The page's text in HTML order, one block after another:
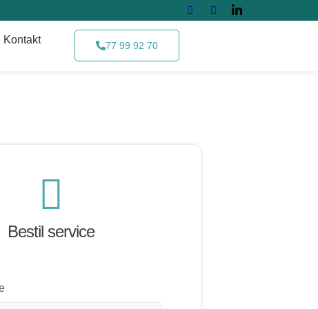
Kontakt 77 99 92 70
Bestil service